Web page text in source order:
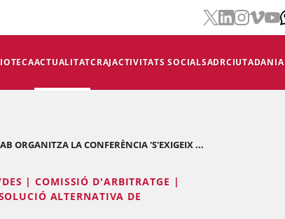
ACTUALITATCRAJACTIVITATS SOCIALSADRCIUTADANIA
ORGANITZA LA CONFERÈNCIA 'S'EXIGEIX ...
| COMISSIÓ D'ARBITRATGE |
ALTERNATIVA DE